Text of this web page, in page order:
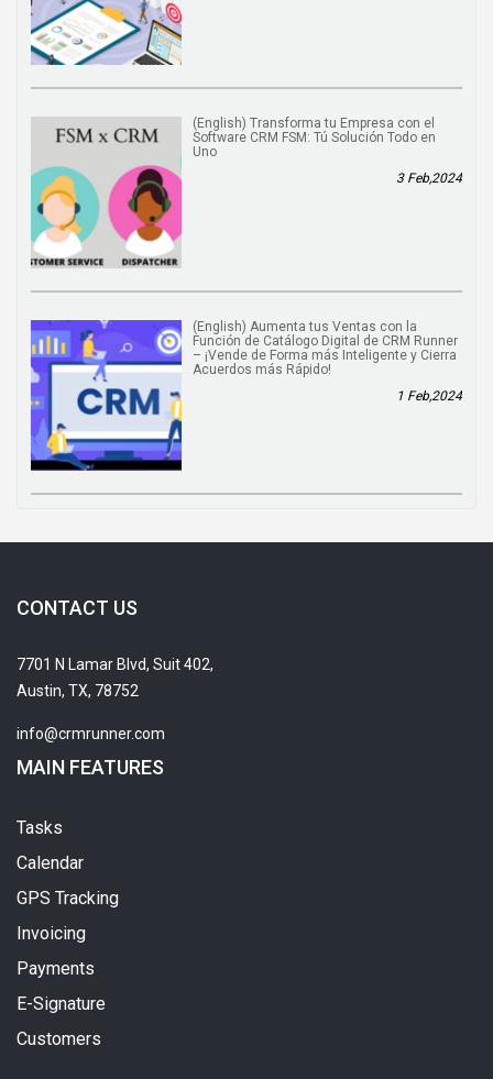
(English) Transforma tu Empresa con el
Software CRM FSM: Tú Solución Todo en
Uno
3 Feb,2024
(English) Aumenta tus Ventas con la
Función de Catálogo Digital de CRM Runner
– ¡Vende de Forma más Inteligente y Cierra
Acuerdos más Rápido!
1 Feb,2024
CONTACT US
7701 N Lamar Blvd, Suit 402,
Austin, TX, 78752
info@crmrunner.com
MAIN FEATURES
Tasks
Calendar
GPS Tracking
Invoicing
Payments
E-Signature
Customers